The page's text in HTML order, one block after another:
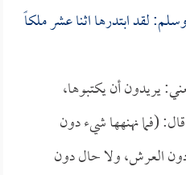
لقد ابتدرها اثنا عشر ملكاً
يريدون أن يكتبوها،
(فما نهنهها شيء دون
العرش، ولا حال دون